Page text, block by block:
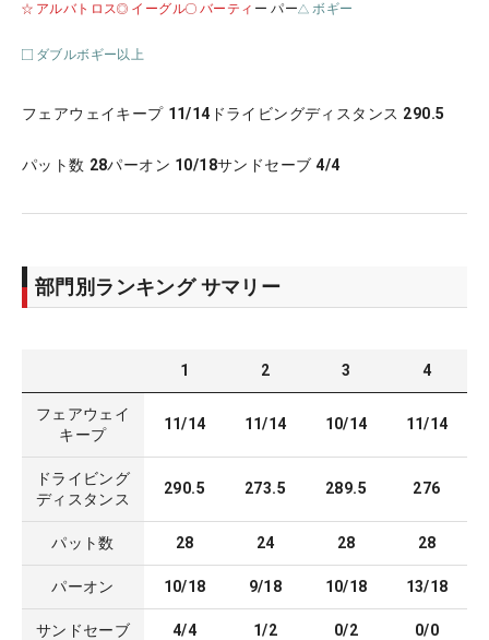
アルバトロス イーグル バーティ ー パー ボギー
ダブルボギー以上
フェアウェイキープ 11/14 ドライビングディスタンス 290.5
パット数 28パーオン 10/18サンドセーブ 4/4
部門別ランキング サマリー
1 2 3 4
フェアウェイ
キープ
11/14 11/14 10/14 11/14
ドライビング
ディスタンス
290.5 273.5 289.5 276
パット数 28 24 28 28
パーオン 10/18 9/18 10/18 13/18
サンドセーブ 4/4 1/2 0/2 0/0